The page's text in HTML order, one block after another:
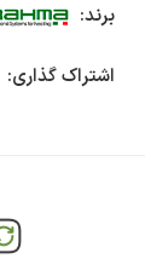
برند:
اشتراک گذاری: